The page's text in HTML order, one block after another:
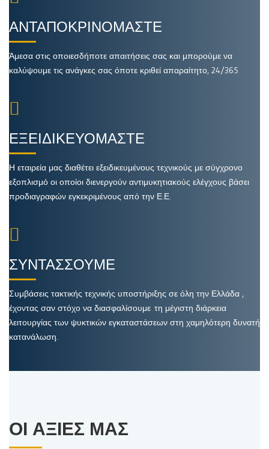
ΑΝΤΑΠΟΚΡΙΝΟΜΑΣΤΕ
Άμεσα στις οποιεσδήποτε απαιτήσεις σας και μπορούμε να
καλύψουμε τις ανάγκες σας όποτε κριθεί απαραίτητο, 24/365
ΕΞΕΙΔΙΚΕΥΟΜΑΣΤΕ
Η εταιρεία μας διαθέτει εξειδικευμένους τεχνικούς με σύγχρονο
εξοπλισμό οι οποίοι διενεργούν αντιμυκητιακούς ελέγχους βάσει
προδιαγραφών εγκεκριμένους από την Ε.Ε.
ΣΥΝΤΑΣΣΟΥΜΕ
Συμβάσεις τακτικής τεχνικής υποστήριξης σε όλη την Ελλάδα ,
έχοντας σαν στόχο να διασφαλίσουμε τη μέγιστη διάρκεια
λειτουργίας των ψυκτικών εγκαταστάσεων στη χαμηλότερη δυνατή
κατανάλωση.
ΟΙ ΑΞΙΕΣ ΜΑΣ